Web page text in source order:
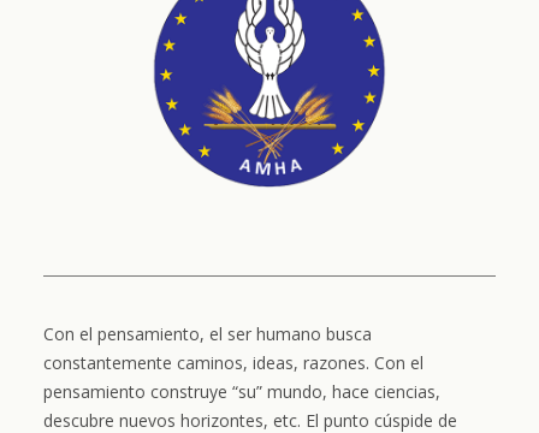
Con el pensamiento, el ser humano busca
constantemente caminos, ideas, razones. Con el
pensamiento construye “su” mundo, hace ciencias,
descubre nuevos horizontes, etc. El punto cúspide de